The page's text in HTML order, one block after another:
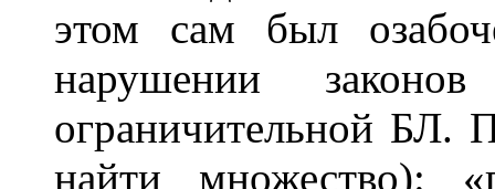
этом сам был
нарушении
ограничительной
найти множество):